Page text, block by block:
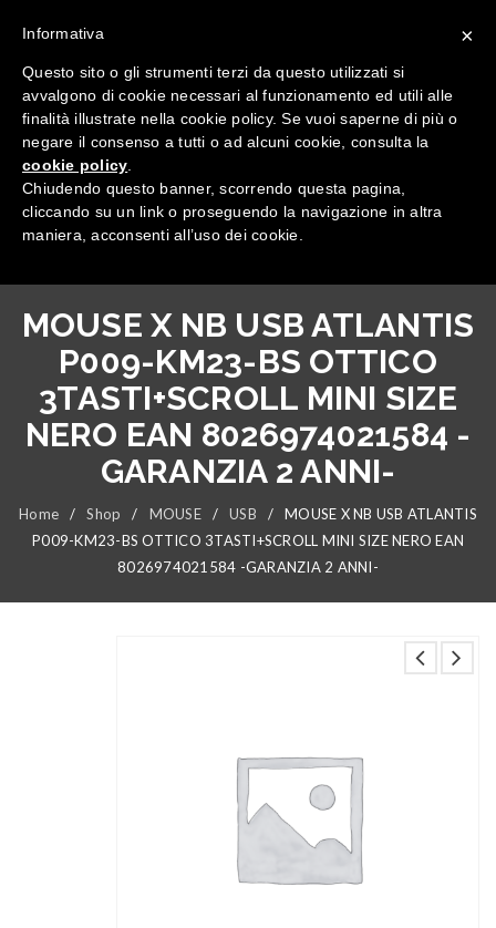
Tutte le categorie
MOUSE X NB USB ATLANTIS
P009-KM23-BS OTTICO
3TASTI+SCROLL MINI SIZE
NERO EAN 8026974021584 -
GARANZIA 2 ANNI-
Home / Shop / MOUSE / USB /
MOUSE X NB USB ATLANTIS
P009-KM23-BS OTTICO 3TASTI+SCROLL MINI SIZE NERO EAN
8026974021584 -GARANZIA 2 ANNI-
×
Informativa
Questo sito o gli strumenti terzi da questo utilizzati si
avvalgono di cookie necessari al funzionamento ed utili alle
finalità illustrate nella cookie policy. Se vuoi saperne di più o
negare il consenso a tutti o ad alcuni cookie, consulta la
cookie policy
Chiudendo questo banner, scorrendo questa pagina,
cliccando su un link o proseguendo la navigazione in altra
maniera, acconsenti all’uso dei cookie.